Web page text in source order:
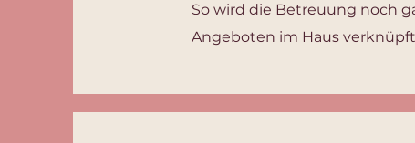
So wird die Betreuung noch
Angeboten im Haus